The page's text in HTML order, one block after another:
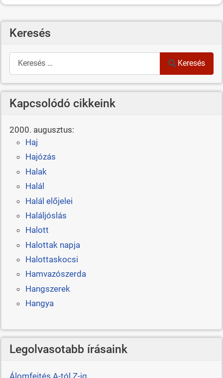
Keresés
Keresés
Keresés
Kapcsolódó cikkeink
2000. augusztus:
Haj
Hajózás
Halak
Halál
Halál előjelei
Haláljóslás
Halott
Halottak napja
Halottaskocsi
Hamvazószerda
Hangszerek
Hangya
Legolvasotabb írásaink
Álomfejtés A-tól Z-ig